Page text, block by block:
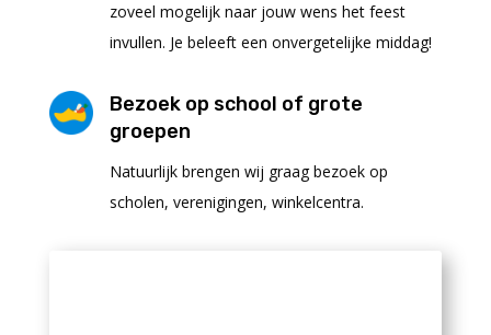
zoveel mogelijk naar jouw wens het feest
invullen. Je beleeft een onvergetelijke middag!
Bezoek op school of grote
groepen
Natuurlijk brengen wij graag bezoek op
scholen, verenigingen, winkelcentra.